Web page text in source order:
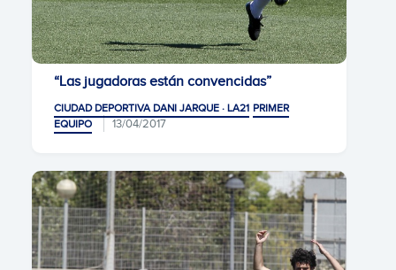
“Las jugadoras están convencidas”
CIUDAD DEPORTIVA DANI JARQUE · LA21 PRIMER
EQUIPO
13/04/2017